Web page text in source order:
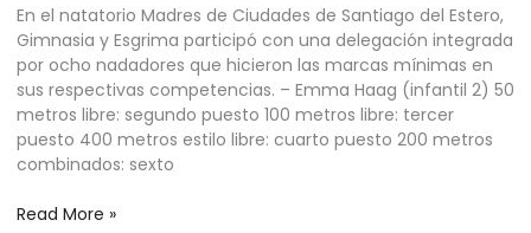
En el natatorio Madres de Ciudades de Santiago del Estero,
Gimnasia y Esgrima participó con una delegación integrada
por ocho nadadores que hicieron las marcas mínimas en
sus respectivas competencias. – Emma Haag (infantil 2) 50
metros libre: segundo puesto 100 metros libre: tercer
puesto 400 metros estilo libre: cuarto puesto 200 metros
combinados: sexto
Read More »